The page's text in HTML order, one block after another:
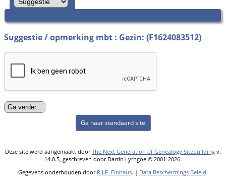
Suggestie / opmerking mbt : Gezin: (F1624083512)
Ga naar standaard site
Deze site werd aangemaakt doorThe Next Generation of Genealogy Sitebuilding v.
14.0.5, geschreven door Darrin Lythgoe © 2001-2026.
Gegevens onderhouden door R.J.F. Einhaus. | Data Beschermings Beleid.